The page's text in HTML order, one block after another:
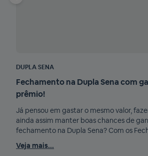
DUPLA SENA
Fechamento na Dupla Sena com
prêmio!
Já pensou em gastar o mesmo valor,
ainda assim manter boas chances de
fechamento na Dupla Sena? Com os
Plus, isso é possível! Essa técnica ajuda a
desnecessárias e tornar suas apostas em
Veja mais...